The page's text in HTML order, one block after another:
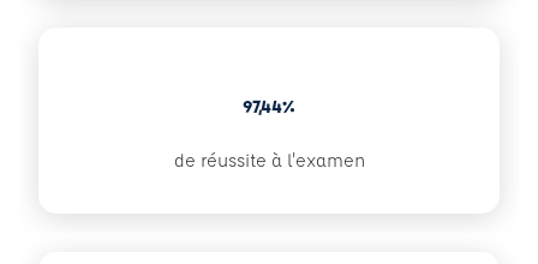
97,44%
de réussite à l'examen